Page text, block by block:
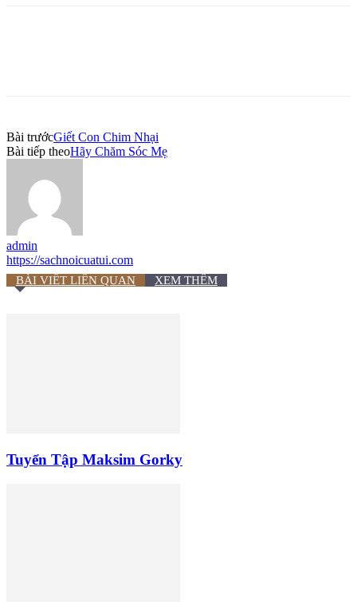
Bài trướcGiết Con Chim Nhại
Bài tiếp theoHãy Chăm Sóc Mẹ
admin
https://sachnoicuatui.com
BÀI VIẾT LIÊN QUAN XEM THÊM
Tuyển Tập Maksim Gorky